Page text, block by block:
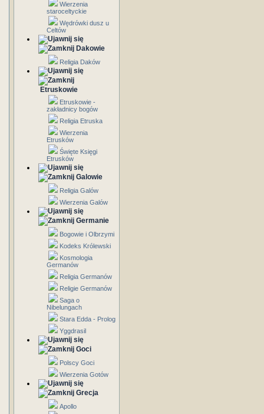
Wierzenia
staroceltyckie
Wędrówki dusz u
Celtów
Dakowie
Religia Daków
Etruskowie
Etruskowie -
zakładnicy bogów
Religia Etruska
Wierzenia
Etrusków
Święte Księgi
Etrusków
Galowie
Religia Galów
Wierzenia Galów
Germanie
Bogowie i Olbrzymi
Kodeks Królewski
Kosmologia
Germanów
Religia Germanów
Religie Germanów
Saga o
Nibelungach
Stara Edda - Prolog
Yggdrasil
Goci
Polscy Goci
Wierzenia Gotów
Grecja
Apollo